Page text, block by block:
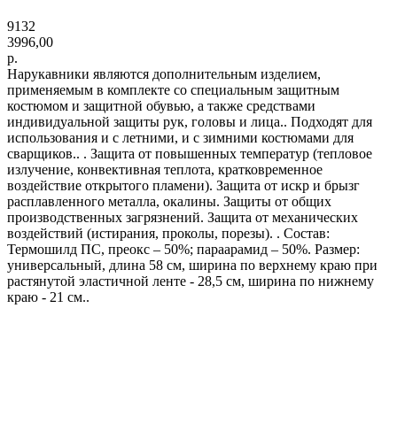
9132
3996,00
р.
Нарукавники являются дополнительным изделием,
применяемым в комплекте со специальным защитным
костюмом и защитной обувью, а также средствами
индивидуальной защиты рук, головы и лица.. Подходят для
использования и с летними, и с зимними костюмами для
сварщиков.. . Защита от повышенных температур (тепловое
излучение, конвективная теплота, кратковременное
воздействие открытого пламени). Защита от искр и брызг
расплавленного металла, окалины. Защиты от общих
производственных загрязнений. Защита от механических
воздействий (истирания, проколы, порезы). . Состав:
Термошилд ПС, преокс – 50%; параарамид – 50%. Размер:
универсальный, длина 58 см, ширина по верхнему краю при
растянутой эластичной ленте - 28,5 см, ширина по нижнему
краю - 21 см..